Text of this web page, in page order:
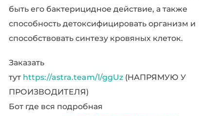
быть его бактерицидное действие, а также
способность детоксифицировать организм и
способствовать синтезу кровяных клеток.
Заказать
тут https://astra.team/l/ggUz(НАПРЯМУЮ У
ПРОИЗВОДИТЕЛЯ)
Бот где вся подробная